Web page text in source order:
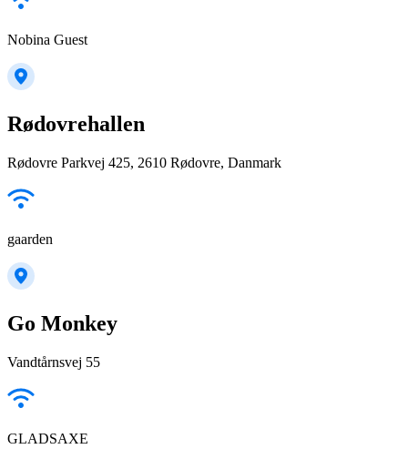
Nobina Guest
Rødovrehallen
Rødovre Parkvej 425, 2610 Rødovre, Danmark
gaarden
Go Monkey
Vandtårnsvej 55
GLADSAXE